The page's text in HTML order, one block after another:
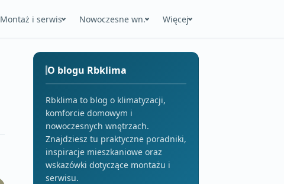
Montaż i serwis Nowoczesne wn. Więcej
O blogu Rbklima
Rbklima to blog o klimatyzacji,
komforcie domowym i
nowoczesnych wnętrzach.
Znajdziesz tu praktyczne poradniki,
inspiracje mieszkaniowe oraz
wskazówki dotyczące montażu i
serwisu.